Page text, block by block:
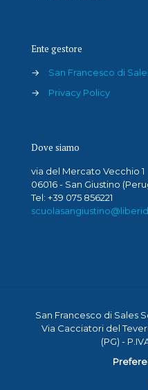
Ente gestore
→
San Francesco di
→
Privacy Policy
Dove siamo
via del Mercato Vecchio 1
06016 - San Giustino
Tel: +39 075 856221
San Francesco di Sales
Via Cacciatori del
(PG) -